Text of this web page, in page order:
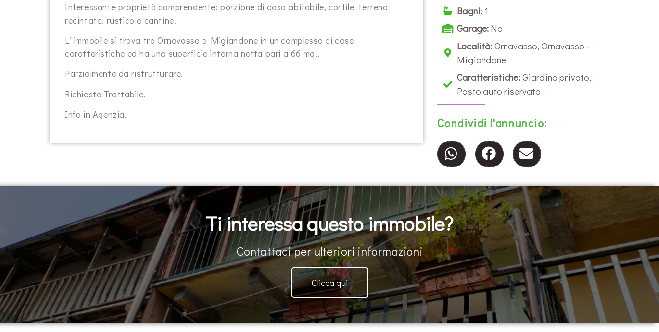
Interessante proprietà comprendente: porzione di casa abitabile, cortile, terreno
recintato, rustico e cantine.
L’ immobile si trova tra Ornavasso e Migiandone in un complesso di case
caratteristiche ed ha una superficie interna netta pari a 66 mq..
Parzialmente da ristrutturare.
Richiesta Trattabile.
Info in Agenzia.
Bagni: 1
Garage: No
Località:Ornavasso,Ornavasso -
Migiandone
Caratteristiche:Giardino privato,
Posto auto riservato
Condividi l'annuncio:
Ti interessa questo immobile?
Contattaci per ulteriori informazioni
Clicca qui